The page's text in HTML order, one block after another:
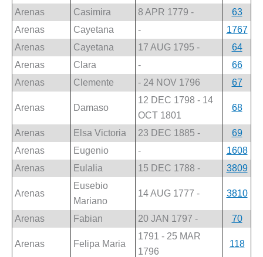
Arenas
Casimira 8 APR 1779 -
63
Arenas
Cayetana -
1767
Arenas
Cayetana 17 AUG 1795 -
64
Arenas
Clara -
66
Arenas
Clemente - 24 NOV 1796 67
Arenas Damaso
12 DEC 1798 - 14
OCT 1801
68
Arenas Elsa Victoria 23 DEC 1885 -
69
Arenas
Eugenio -
1608
Arenas
Eulalia 15 DEC 1788 - 3809
Arenas
Eusebio
Mariano
14 AUG 1777 - 3810
Arenas Fabian 20 JAN 1797 - 70
Arenas Felipa Maria
1791 - 25 MAR
1796
118